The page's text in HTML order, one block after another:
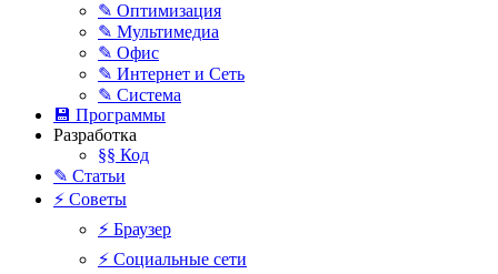
✎ Оптимизация
✎ Мультимедиа
✎ Офис
✎ Интернет и Сеть
✎ Система
💾 Программы
Разработка
§§ Код
✎ Статьи
⚡ Советы
⚡ Браузер
⚡ Социальные сети